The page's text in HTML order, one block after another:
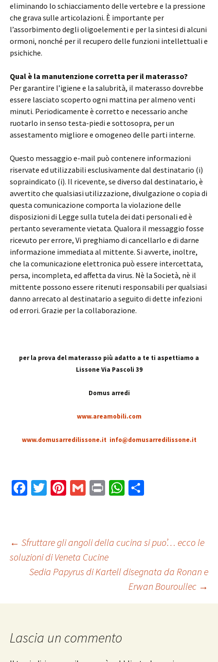
eliminando lo schiacciamento delle vertebre e la pressione
che grava sulle articolazioni. È importante per
l’assorbimento degli oligoelementi e per la sintesi di alcuni
ormoni, nonché per il recupero delle funzioni intellettuali e
psichiche.
Qual è la manutenzione corretta per il materasso?
Per garantire l’igiene e la salubrità, il materasso dovrebbe
essere lasciato scoperto ogni mattina per almeno venti
minuti. Periodicamente è corretto e necessario anche
ruotarlo in senso testa-piedi e sottosopra, per un
assestamento migliore e omogeneo delle parti interne.
Questo messaggio e-mail può contenere informazioni
riservate ed utilizzabili esclusivamente dal destinatario (i)
sopraindicato (i). Il ricevente, se diverso dal destinatario, è
avvertito che qualsiasi utilizzazione, divulgazione o copia di
questa comunicazione comporta la violazione delle
disposizioni di Legge sulla tutela dei dati personali ed è
pertanto severamente vietata. Qualora il messaggio fosse
ricevuto per errore, Vi preghiamo di cancellarlo e di darne
informazione immediata al mittente. Si avverte, inoltre,
che la comunicazione elettronica può essere intercettata,
persa, incompleta, ed affetta da virus. Nè la Società, nè il
mittente possono essere ritenuti responsabili per qualsiasi
danno arrecato al destinatario a seguito di dette infezioni
od errori. Grazie per la collaborazione.
per la prova del materasso più adatto a te ti aspettiamo a
Lissone Via Pascoli 39
Domus arredi
www.areamobili.com
www.domusarredilissone.it info@domusarredilissone.it
Fa
o
o
k
T
Pi
es
t
G
l
Pr W
sA
p
p
di
vi
di
Navigazione
articolo
← Sfruttare gli angoli della cucina si puo’… ecco le
soluzioni di Veneta Cucine
Sedia Papyrus di Kartell disegnata da Ronan e
Erwan Bouroullec →
Lascia un commento